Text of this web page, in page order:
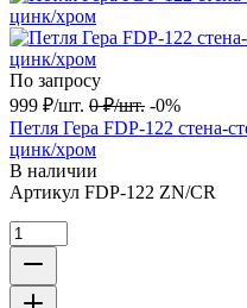
По запросу
999 ₽/шт. 0 ₽/шт. -0%
Петля Гера FDP-122 стена-
цинк/хром
В наличии
Артикул FDP-122 ZN/CR